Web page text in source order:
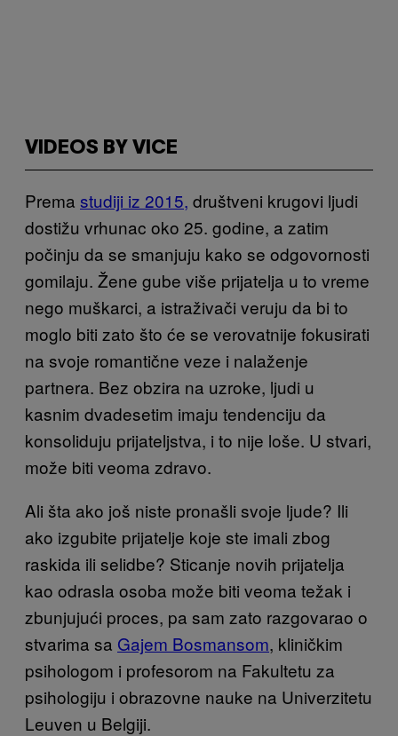
VIDEOS BY VICE
Prema studiji iz 2015, društveni krugovi ljudi
dostižu vrhunac oko 25. godine, a zatim
počinju da se smanjuju kako se odgovornosti
gomilaju. Žene gube više prijatelja u to vreme
nego muškarci, a istraživači veruju da bi to
moglo biti zato što će se verovatnije fokusirati
na svoje romantične veze i nalaženje
partnera. Bez obzira na uzroke, ljudi u
kasnim dvadesetim imaju tendenciju da
konsoliduju prijateljstva, i to nije loše. U stvari,
može biti veoma zdravo.
Ali šta ako još niste pronašli svoje ljude? Ili
ako izgubite prijatelje koje ste imali zbog
raskida ili selidbe? Sticanje novih prijatelja
kao odrasla osoba može biti veoma težak i
zbunjujući proces, pa sam zato razgovarao o
stvarima sa Gajem Bosmansom, kliničkim
psihologom i profesorom na Fakultetu za
psihologiju i obrazovne nauke na Univerzitetu
Leuven u Belgiji.